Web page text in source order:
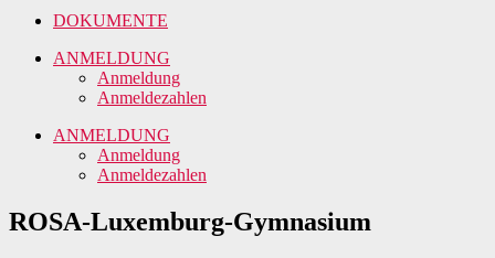
DOKUMENTE
ANMELDUNG
Anmeldung
Anmeldezahlen
ANMELDUNG
Anmeldung
Anmeldezahlen
ROSA-Luxemburg-Gymnasium